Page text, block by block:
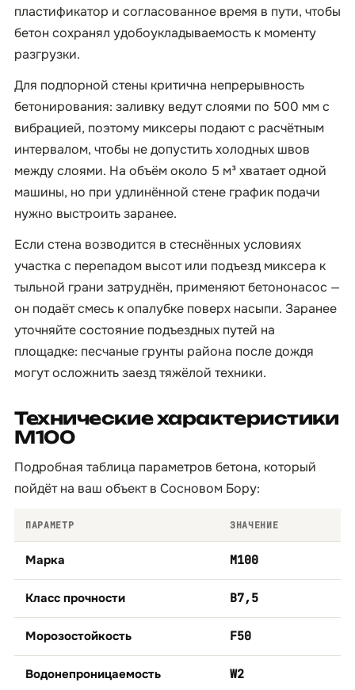
пластификатор и согласованное время в пути, чтобы
бетон сохранял удобоукладываемость к моменту
разгрузки.
Для подпорной стены критична непрерывность
бетонирования: заливку ведут слоями по 500 мм с
вибрацией, поэтому миксеры подают с расчётным
интервалом, чтобы не допустить холодных швов
между слоями. На объём около 5 м³ хватает одной
машины, но при удлинённой стене график подачи
нужно выстроить заранее.
Если стена возводится в стеснённых условиях
участка с перепадом высот или подъезд миксера к
тыльной грани затруднён, применяют бетононасос —
он подаёт смесь к опалубке поверх насыпи. Заранее
уточняйте состояние подъездных путей на
площадке: песчаные грунты района после дождя
могут осложнить заезд тяжёлой техники.
Технические характеристики
М100
Подробная таблица параметров бетона, который
пойдёт на ваш объект в Сосновом Бору:
ПАРАМЕТР ЗНАЧЕНИЕ
Марка М100
Класс прочности B7,5
Морозостойкость F50
Водонепроницаемость W2